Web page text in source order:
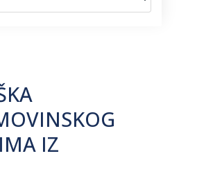
IZ